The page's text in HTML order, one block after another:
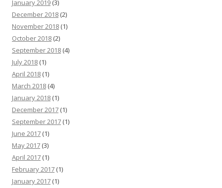
January 2019 (3)
December 2018 (2)
November 2018 (1)
October 2018 (2)
September 2018 (4)
July 2018 (1)
April 2018 (1)
March 2018 (4)
January 2018 (1)
December 2017 (1)
September 2017 (1)
June 2017 (1)
May 2017 (3)
April 2017 (1)
February 2017 (1)
January 2017 (1)